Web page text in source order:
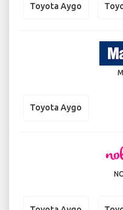
Toyota Aygo
Toyota Aygo